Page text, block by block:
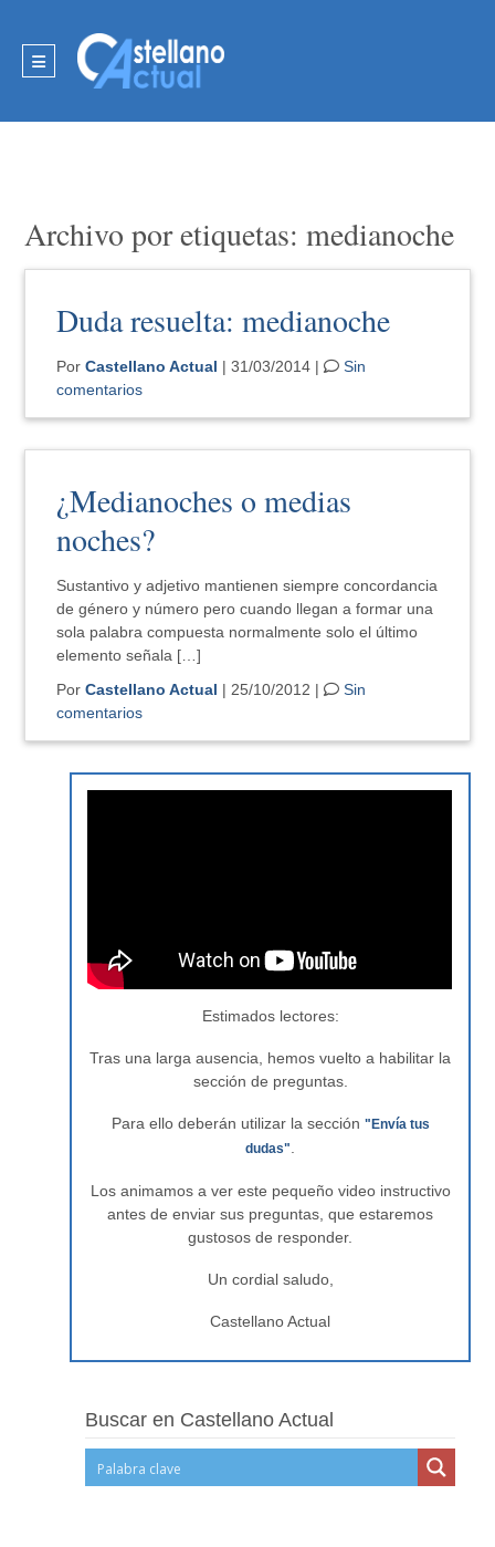
Archivo por etiquetas: medianoche
Duda resuelta: medianoche
PorCastellano Actual | 31/03/2014 |
Sin
comentarios
¿Medianoches o medias
noches?
Sustantivo y adjetivo mantienen siempre concordancia
de género y número pero cuando llegan a formar una
sola palabra compuesta normalmente solo el último
elemento señala […]
PorCastellano Actual | 25/10/2012 |
Sin
comentarios
Estimados lectores:
Tras una larga ausencia, hemos vuelto a habilitar la
sección de preguntas.
Para ello deberán utilizar la sección "Envía tus
dudas"
Los animamos a ver este pequeño video instructivo
antes de enviar sus preguntas, que estaremos
gustosos de responder.
Un cordial saludo,
Castellano Actual
Buscar en Castellano Actual